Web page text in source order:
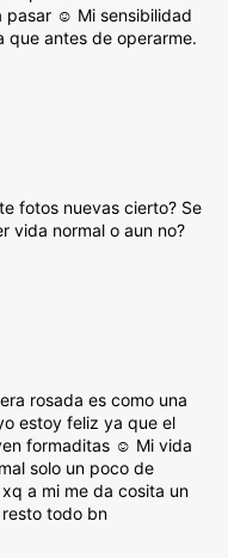
pasar ☺️ Mi sensibilidad
que antes de operarme.
fotos nuevas cierto? Se
vida normal o aun no?
rosada es como una
estoy feliz ya que el
formaditas ☺️ Mi vida
solo un poco de
a mi me da cosita un
todo bn